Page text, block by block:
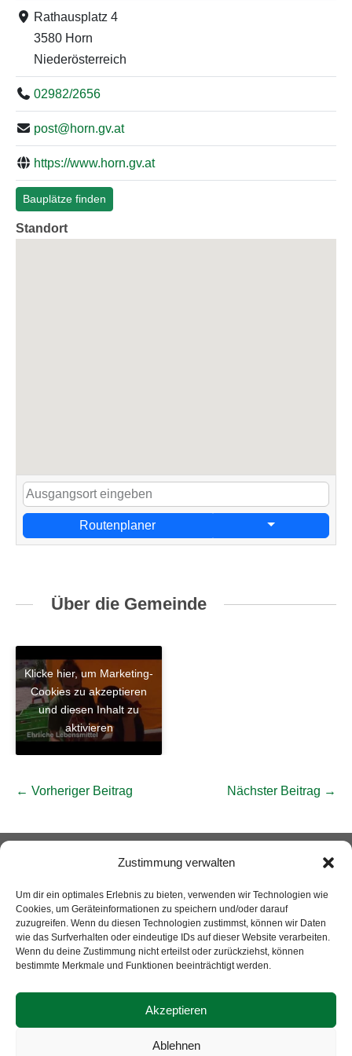
Zustimmung verwalten
Um dir ein optimales Erlebnis zu bieten, verwenden wir Technologien wie
Cookies, um Geräteinformationen zu speichern und/oder darauf
zuzugreifen. Wenn du diesen Technologien zustimmst, können wir Daten
wie das Surfverhalten oder eindeutige IDs auf dieser Website verarbeiten.
Wenn du deine Zustimmung nicht erteilst oder zurückziehst, können
bestimmte Merkmale und Funktionen beeinträchtigt werden.
Akzeptieren
Ablehnen
Rathausplatz 4
3580 Horn
Niederösterreich
02982/2656
post@horn.gv.at
https://www.horn.gv.at
Bauplätze finden
Standort
Routenplaner
Über die Gemeinde
Klicke hier, um Marketing-
Cookies zu akzeptieren
und diesen Inhalt zu
aktivieren
Beitragsnavigation
← Vorheriger Beitrag Nächster Beitrag →
zur LEADER Webseite Datenschutzerklärung
Kontakt Impressum Cookie-Richtlinie (EU)